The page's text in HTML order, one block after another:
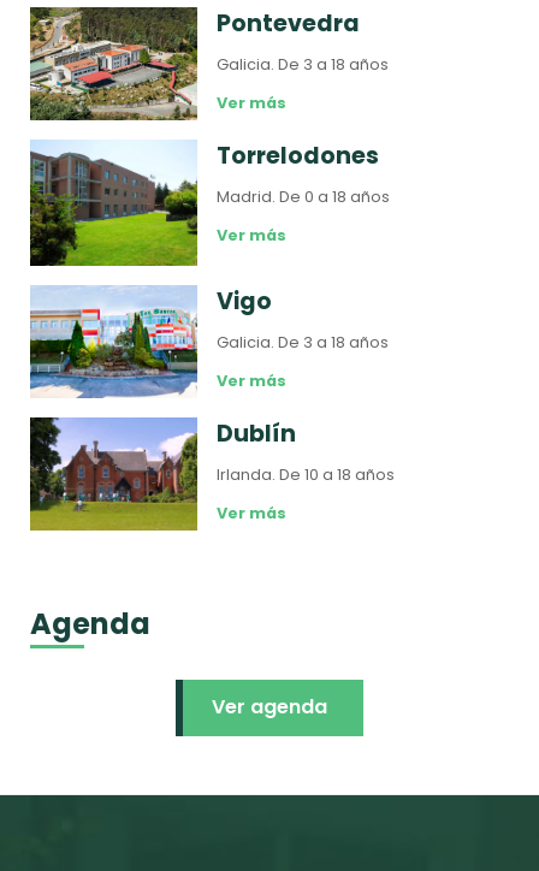
Pontevedra
Galicia.De 3 a 18 años
Ver más
Torrelodones
Madrid.De 0 a 18 años
Ver más
Vigo
Galicia.De 3 a 18 años
Ver más
Dublín
Irlanda.De 10 a 18 años
Ver más
Agenda
Ver agenda